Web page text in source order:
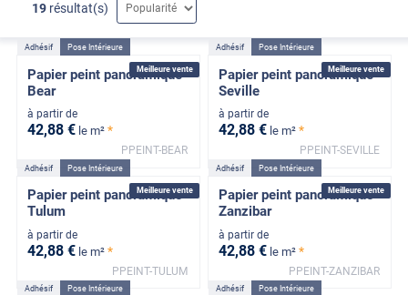
19 résultat(s)
Meilleure vente
Adhésif Pose Intérieure
Papier peint panoramique
Bear
à partir de
42,88 € le m² *
PPEINT-BEAR
Meilleure vente
Adhésif Pose Intérieure
Papier peint panoramique
Seville
à partir de
42,88 € le m² *
PPEINT-SEVILLE
Meilleure vente
Adhésif Pose Intérieure
Papier peint panoramique
Tulum
à partir de
42,88 € le m² *
PPEINT-TULUM
Meilleure vente
Adhésif Pose Intérieure
Papier peint panoramique
Zanzibar
à partir de
42,88 € le m² *
PPEINT-ZANZIBAR
Adhésif Pose Intérieure Adhésif Pose Intérieure